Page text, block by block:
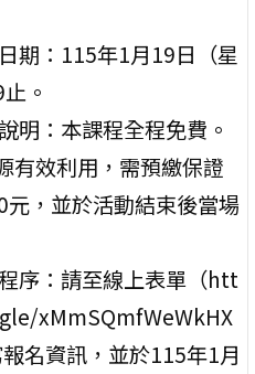
日期：115年1月19日（星
。
明：本課程全程免費。
有效利用，需預繳保證
元，並於活動結束後當場
程序：請至線上表單（htt
xMmSQmfWeWkHX
名資訊，並於115年1月